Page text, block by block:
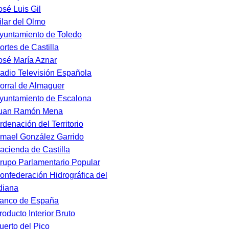
Luis Gil
del Olmo
de Toledo
de Castilla
María Aznar
Televisión Española
de Almaguer
de Escalona
Ramón Mena
del Territorio
González Garrido
de Castilla
Parlamentario Popular
Hidrográfica del
de España
Interior Bruto
del Pico